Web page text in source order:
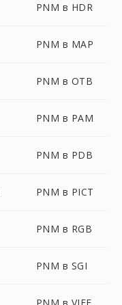
PNM в HDR
PNM в MAP
PNM в OTB
PNM в PAM
PNM в PDB
PNM в PICT
PNM в RGB
PNM в SGI